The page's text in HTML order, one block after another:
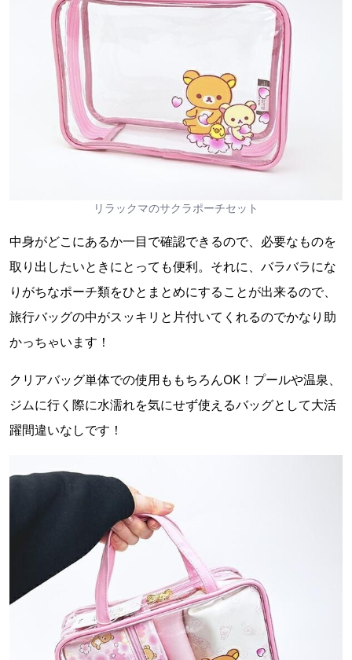
リラックマのサクラポーチセット
中身がどこにあるか一目で確認できるので、必要なものを
取り出したいときにとっても便利。それに、バラバラにな
りがちなポーチ類をひとまとめにすることが出来るので、
旅行バッグの中がスッキリと片付いてくれるのでかなり助
かっちゃいます！
クリアバッグ単体での使用ももちろんOK！プールや温泉、
ジムに行く際に水濡れを気にせず使えるバッグとして大活
躍間違いなしです！